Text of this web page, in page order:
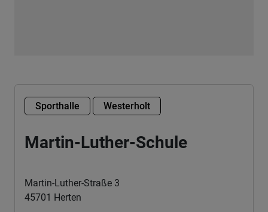
Sporthalle Westerholt
Martin-Luther-Schule
Martin-Luther-Straße 3
45701 Herten